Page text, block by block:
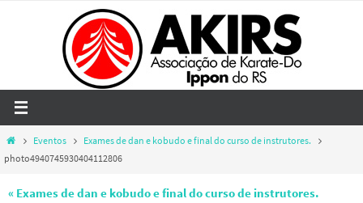
HomeEventos
Exames de dan e kobudo e final do curso de instrutores.
photo4940745930404112806
« Exames de dan e kobudo e final do curso de instrutores.